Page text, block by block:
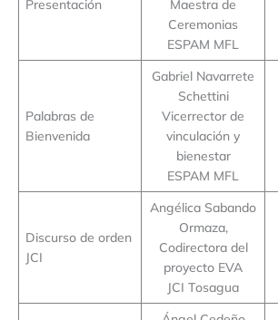
Presentación
Maestra de
Ceremonias
ESPAM MFL
Palabras de
Bienvenida
Gabriel Navarrete
Schettini
Vicerrector de
vinculación y
bienestar
ESPAM MFL
Discurso de orden
JCI
Angélica Sabando
Ormaza,
Codirectora del
proyecto EVA
JCI Tosagua